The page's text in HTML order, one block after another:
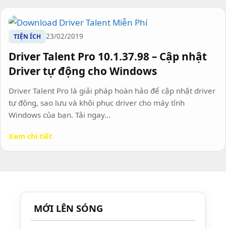
TIỆN ÍCH 23/02/2019
Driver Talent Pro 10.1.37.98 – Cập nhật
Driver tự động cho Windows
Driver Talent Pro là giải pháp hoàn hảo để cập nhật driver
tự động, sao lưu và khôi phục driver cho máy tính
Windows của bạn. Tải ngay...
Xem chi tiết
MỚI LÊN SÓNG